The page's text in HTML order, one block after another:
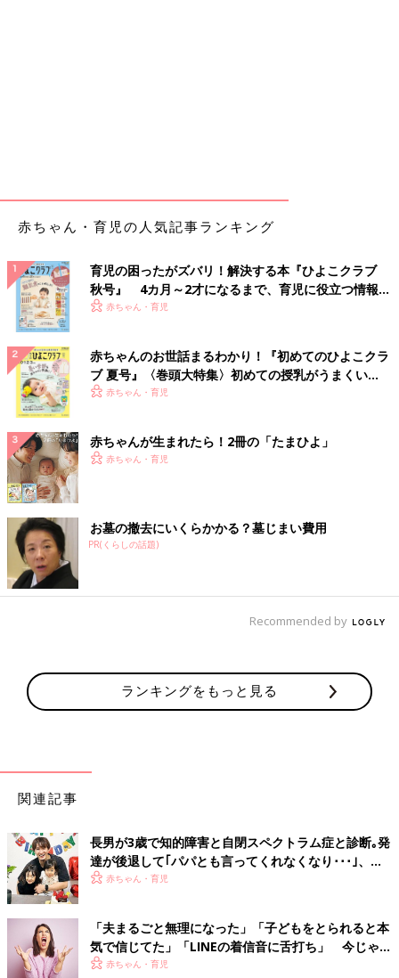
リ・100均】達人のおもちゃ収納術
ログラム
マクドナルド発「ハッピーりぼーん」プロジェクトとは、マクド
る、環境省との共同プログラム。プラスチックのおもちゃを対象
の進級・進学を目の前にしたこの時期は、おうちで模様替えをし
たり、お片づけをしたり、おもちゃと向き合う時期でもあるは
ず。遊ばなくなったおもちゃと上手にお別れして、リサイクルに
全国2900店のマクドナルドの赤いボックスに入れて
赤ちゃん・育児の人気記事ランキング
育児の困ったがズバリ！解決する本『ひよこクラブ
秋号』 4カ月～2才になるまで、育児に役立つ情報が
いっぱい！
赤ちゃん・育児
赤ちゃんのお世話まるわかり！『初めてのひよこクラ
ブ 夏号』〈巻頭大特集〉初めての授乳がうまくい
く！ おっぱい・ミルクの基本と夏のトラブル 解決テ
赤ちゃん・育児
赤ちゃんが生まれたら！2冊の「たまひよ」
赤ちゃん・育児
お墓の撤去にいくらかかる？墓じまい費用
PR(くらしの話題)
Recommended by
ランキングをもっと見る
関連記事
長男が3歳で知的障害と自閉スペクトラム症と診断｡発
達が後退して｢パパとも言ってくれなくなり･･･｣、元
プロバスケ選手･岡田優介
赤ちゃん・育児
「夫まるごと無理になった」「子どもをとられると本
気で信じてた」「LINEの着信音に舌打ち」 今じゃ笑
い話。敵対心＆警戒心むき出しだった産後のガルガル
赤ちゃん・育児